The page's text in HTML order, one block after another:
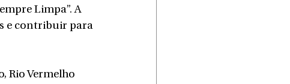
Limpa”. A
e contribuir para
Rio Vermelho